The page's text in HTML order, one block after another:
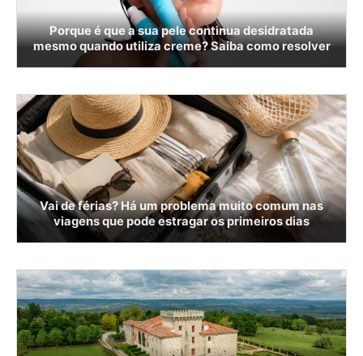
Porque é que a sua pele continua desidratada
mesmo quando utiliza creme? Saiba como resolver
Vai de férias? Há um problema muito comum nas
viagens que pode estragar os primeiros dias